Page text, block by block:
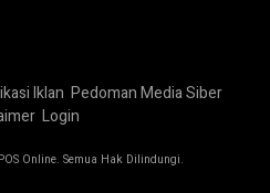
Iklan Pedoman Media Siber
Login
Online. Semua Hak Dilindungi.